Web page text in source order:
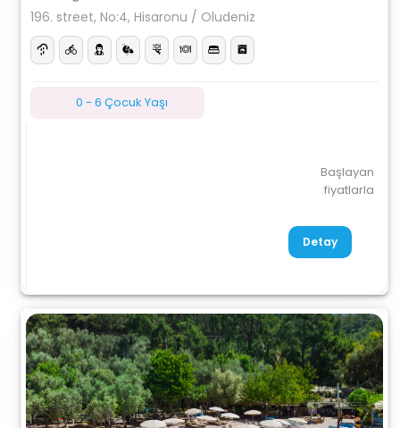
196. street, No:4, Hisaronu / Oludeniz
0 - 6 Çocuk Yaşı
Başlayan
fiyatlarla
Detay